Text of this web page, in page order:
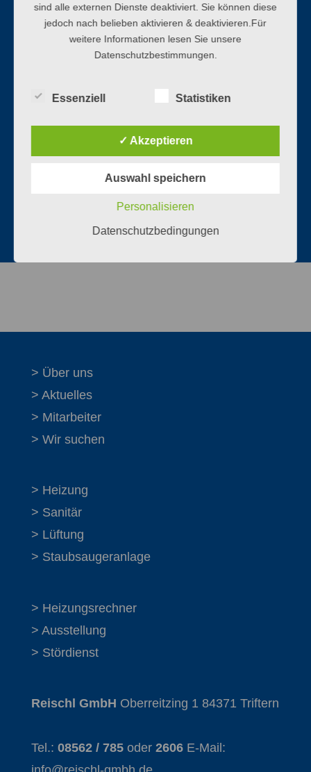
> Über uns
> Aktuelles
> Mitarbeiter
> Wir suchen
> Heizung
> Sanitär
> Lüftung
> Staubsaugeranlage
> Heizungsrechner
> Ausstellung
> Stördienst
Reischl GmbH Oberreitzing 1 84371 Triftern
Tel.: 08562 / 785oder 2606E-Mail:
sind alle externen Dienste deaktiviert. Sie können diese
jedoch nach belieben aktivieren & deaktivieren.Für
weitere Informationen lesen Sie unsere
Datenschutzbestimmungen.
Essenziell Statistiken
✓ Akzeptieren
Auswahl speichern
Personalisieren
Datenschutzbedingungen